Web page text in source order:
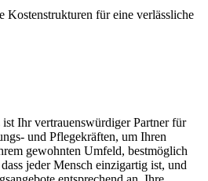
Kostenstrukturen für eine verlässliche
Ihr vertrauenswürdiger Partner für
und Pflegekräften, um Ihren
gewohnten Umfeld, bestmöglich
jeder Mensch einzigartig ist, und